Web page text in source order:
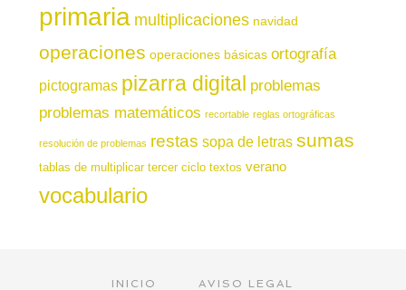
primaria multiplicaciones navidad
operaciones operaciones básicas ortografía
pictogramas pizarra digital problemas
problemas matemáticos recortable reglas ortográficas
resolución de problemas restas sopa de letras sumas
tablas de multiplicar tercer ciclo textos verano
vocabulario
INICIO AVISO LEGAL